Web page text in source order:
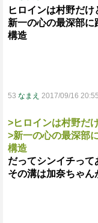
ヒロインは村野だけ
新一の心の最深部
構造
53 なまえ 2017/09/16
>ヒロインは村野だ
>新一の心の最深部
構造
だってシンイチっ
その溝は加奈ちゃ